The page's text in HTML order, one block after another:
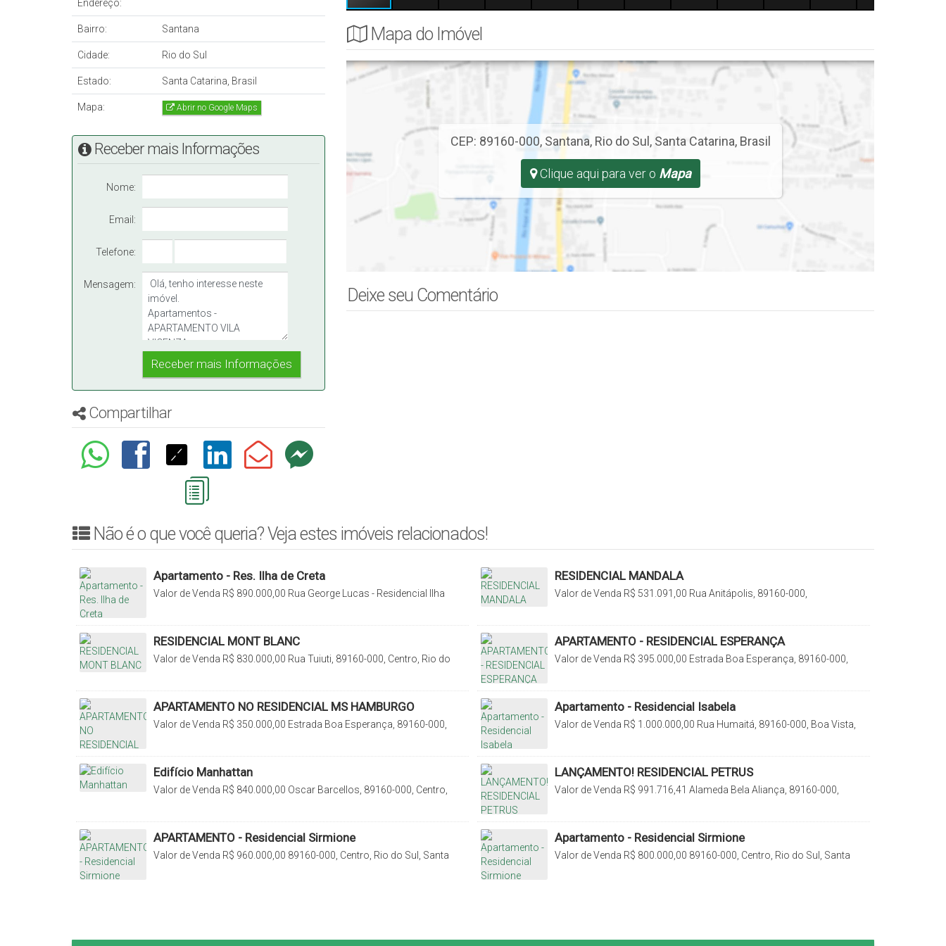
Endereço:
Bairro: Santana
Cidade: Rio do Sul
Estado: Santa Catarina, Brasil
Mapa: Abrir no Google Maps
Receber mais Informações
Nome:
Email:
Telefone:
Mensagem:
Compartilhar
Mapa do Imóvel
CEP: 89160-000, Santana, Rio do Sul, Santa Catarina, Brasil
Clique aqui para ver o Mapa
Deixe seu Comentário
Não é o que você queria? Veja estes imóveis relacionados!
Apartamento - Res. Ilha de Creta
R$ 890.000,00
Valor de Venda
Rua George Lucas - Residencial Ilha
RESIDENCIAL MANDALA
R$ 531.091,00
Valor de Venda
Rua Anitápolis, 89160-000,
RESIDENCIAL MONT BLANC
R$ 830.000,00
Valor de Venda
Rua Tuiuti, 89160-000, Centro, Rio do
APARTAMENTO - RESIDENCIAL ESPERANÇA
R$ 395.000,00
Valor de Venda
Estrada Boa Esperança, 89160-000,
APARTAMENTO NO RESIDENCIAL MS HAMBURGO
R$ 350.000,00
Valor de Venda
Estrada Boa Esperança, 89160-000,
Apartamento - Residencial Isabela
R$ 1.000.000,00
Valor de Venda
Rua Humaitá, 89160-000, Boa Vista,
Edifício Manhattan
R$ 840.000,00
Valor de Venda
Oscar Barcellos, 89160-000, Centro,
LANÇAMENTO! RESIDENCIAL PETRUS
R$ 991.716,41
Valor de Venda
Alameda Bela Aliança, 89160-000,
APARTAMENTO - Residencial Sirmione
R$ 960.000,00
Valor de Venda
89160-000, Centro, Rio do Sul, Santa
Apartamento - Residencial Sirmione
R$ 800.000,00
Valor de Venda
89160-000, Centro, Rio do Sul, Santa